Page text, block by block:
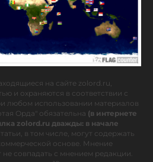
на сайте zolord.ru,
и охраняются в соответствии с
любом использовании материалов
Орда" обязательна (в интернете
zolord.ru дважды: в начале
в том числе, могут содержать
основе. Мнение
совпадать с мнением редакции.